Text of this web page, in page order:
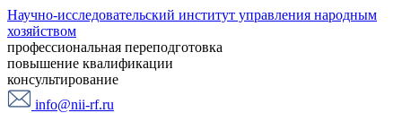
Научно-исследовательский институт управления народным
хозяйством
профессиональная переподготовка
повышение квалификации
консультирование
info@nii-rf.ru